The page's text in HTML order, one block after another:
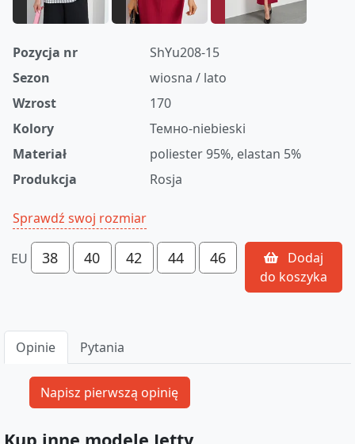
Pozycja nr
ShYu208-15
Sezon
wiosna / lato
Wzrost
170
Kolory
Темно-niebieski
Materiał
poliester 95%, elastan 5%
Produkcja
Rosja
Sprawdź swoj rozmiar
EU 38 40 42 44 46
do koszyka
Opinie Pytania